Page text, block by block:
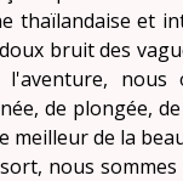
thaïlandaise et
bruit des
l'aventure, nous
de plongée,
meilleur de la
nous